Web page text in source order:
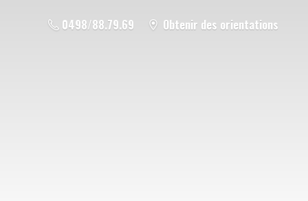
0498/88.79.69 Obtenir des orientations